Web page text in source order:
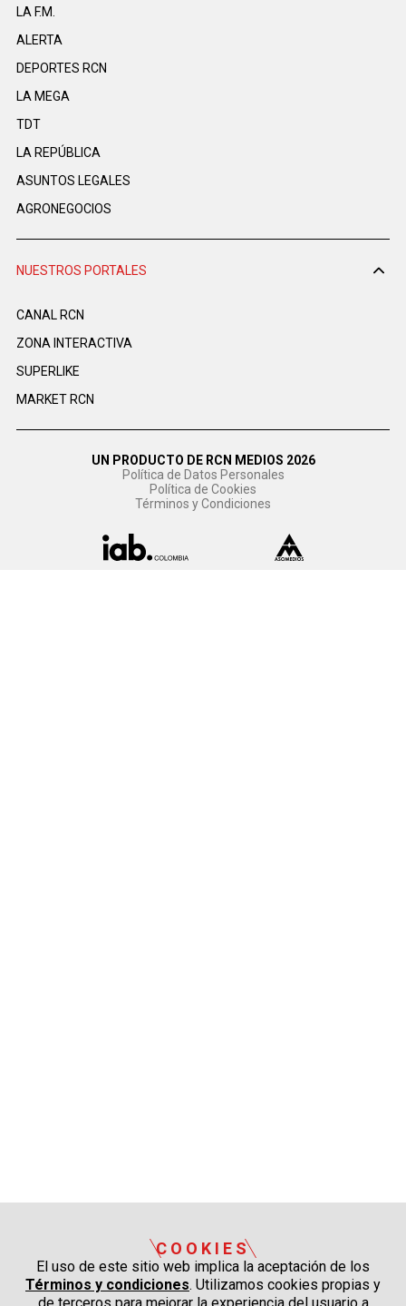
LA F.M.
ALERTA
DEPORTES RCN
LA MEGA
TDT
LA REPÚBLICA
ASUNTOS LEGALES
AGRONEGOCIOS
NUESTROS PORTALES
CANAL RCN
ZONA INTERACTIVA
SUPERLIKE
MARKET RCN
UN PRODUCTO DE RCN MEDIOS 2026
Política de Datos Personales
Política de Cookies
Términos y Condiciones
COOKIES
El uso de este sitio web implica la aceptación de los
Términos y condiciones. Utilizamos cookies propias y